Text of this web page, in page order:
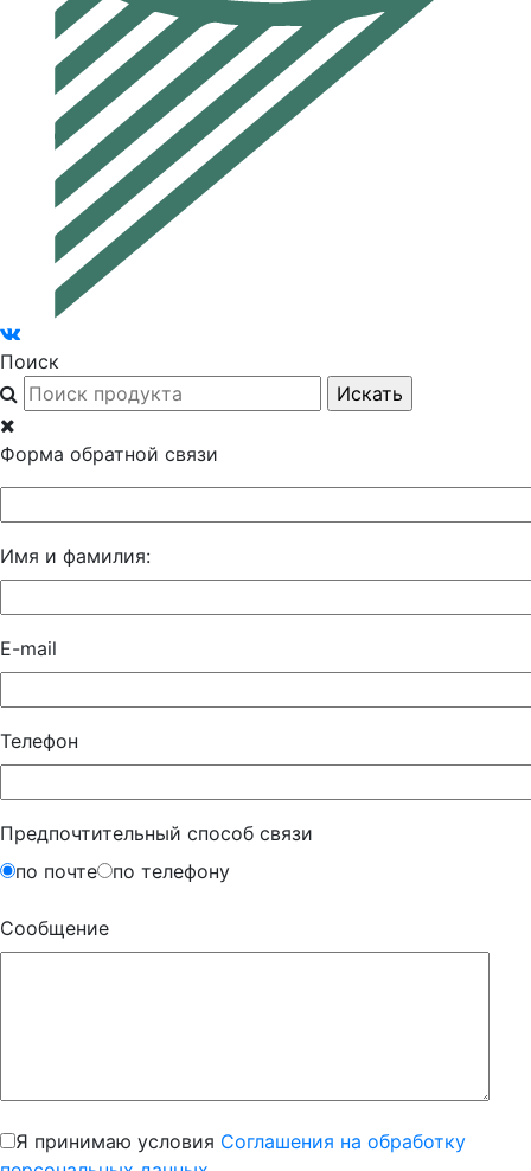
Поиск
Форма обратной связи
Имя и фамилия:
E-mail
Телефон
Предпочтительный способ связи
по почте
по телефону
Сообщение
Я принимаю условия Соглашения на обработку